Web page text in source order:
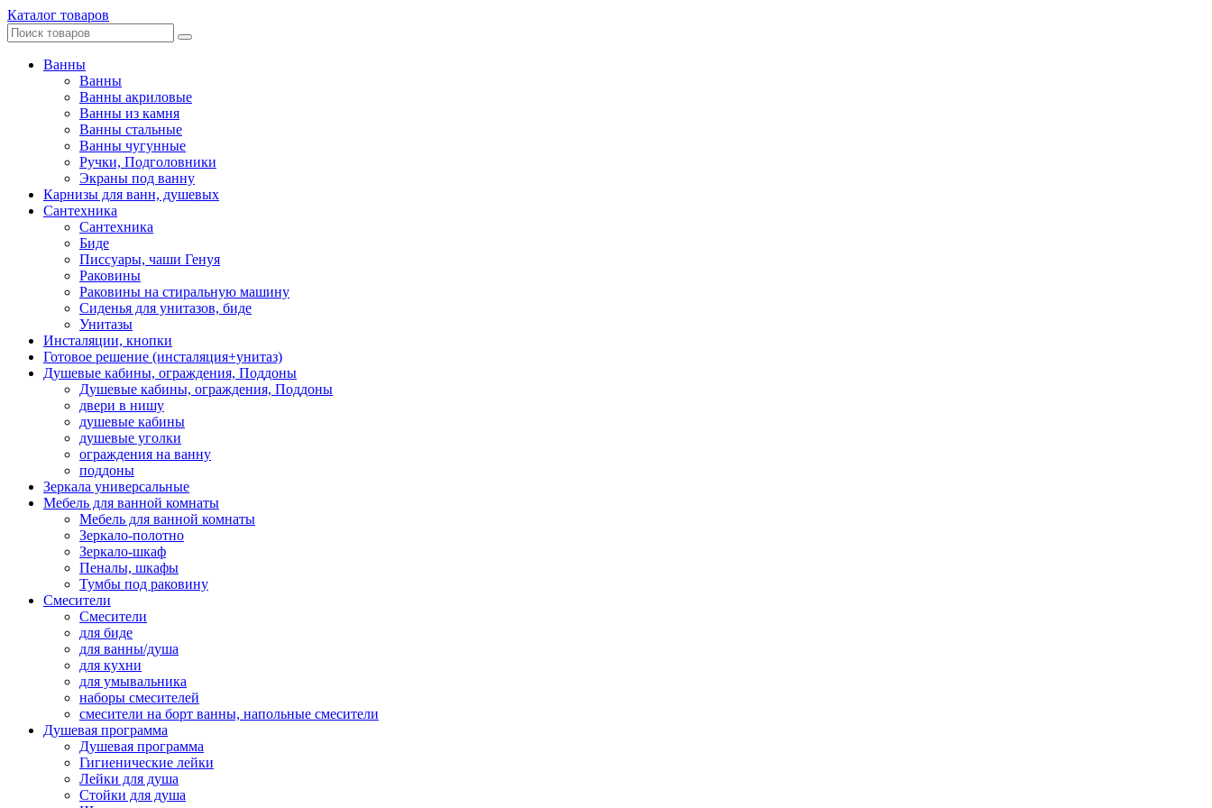
Каталог товаров
Ванны
Ванны
Ванны акриловые
Ванны из камня
Ванны стальные
Ванны чугунные
Ручки, Подголовники
Экраны под ванну
Карнизы для ванн, душевых
Сантехника
Сантехника
Биде
Писсуары, чаши Генуя
Раковины
Раковины на стиральную машину
Сиденья для унитазов, биде
Унитазы
Инсталяции, кнопки
Готовое решение (инсталяция+унитаз)
Душевые кабины, ограждения, Поддоны
Душевые кабины, ограждения, Поддоны
двери в нишу
душевые кабины
душевые уголки
ограждения на ванну
поддоны
Зеркала универсальные
Мебель для ванной комнаты
Мебель для ванной комнаты
Зеркало-полотно
Зеркало-шкаф
Пеналы, шкафы
Тумбы под раковину
Смесители
Смесители
для биде
для ванны/душа
для кухни
для умывальника
наборы смесителей
смесители на борт ванны, напольные смесители
Душевая программа
Душевая программа
Гигиенические лейки
Лейки для душа
Стойки для душа